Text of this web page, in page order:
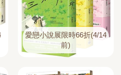
愛戀小說展限時66折(4/14
前)